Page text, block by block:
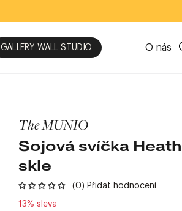
GALLERY WALL STUDIO O nás
The MUNIO
Sojová svíčka
skle
(0) Přidat hodnocení
13% sleva